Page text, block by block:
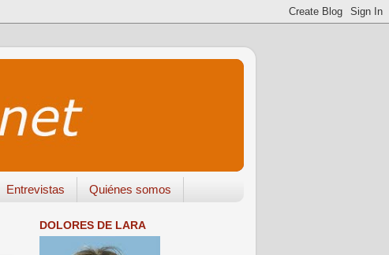
Entrevistas Quiénes somos
DOLORES DE LARA